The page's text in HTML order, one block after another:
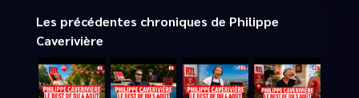
Les précédentes chroniques de Philippe
Caverivière